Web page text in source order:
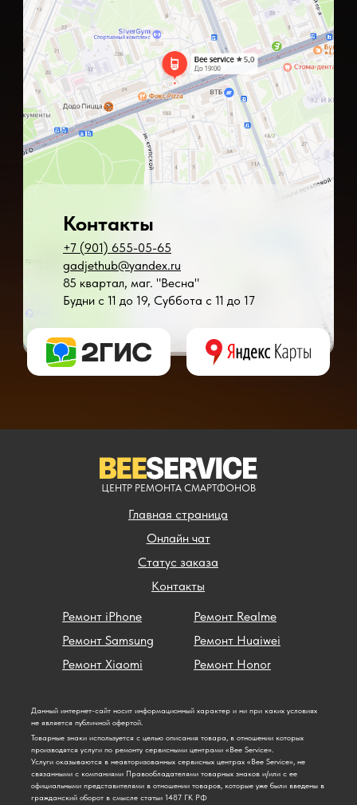
+7 (901) 655-05-65
gadjethub@yandex.ru
85 квартал, маг. "Весна"
Будни с 11 до 19, Суббота с 11 до 17
Контакты
Главная страница
Контакты
Статус заказа
Ремонт iPhone
Ремонт Samsung
Ремонт Xiaomi
Ремонт Realme
Ремонт Huaiwei
Ремонт Honor
* - время ремонта может меняться в зависимости от модели устройства и
Товарные знаки используется с целью описания товара, в отношении которых
производятся услуги по ремонту сервисными центрами «Bee Service».
Услуги оказываются в неавторизованных сервисных центрах «Bee Service», не
связанными с компаниями Правообладателями товарных знаков и/или с ее
официальными представителями в отношении товаров, которые уже были введены в
гражданский оборот в смысле статьи 1487 ГК РФ
Данный интернет-сайт носит информационный характер и ни при каких условиях
не является публичной офертой.
Онлайн чат
ЦЕНТР РЕМОНТА СМАРТФОНОВ